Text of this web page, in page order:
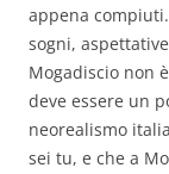
appena
sogni,
Mogadiscio non
deve essere un
neorealismo
sei tu, e che a